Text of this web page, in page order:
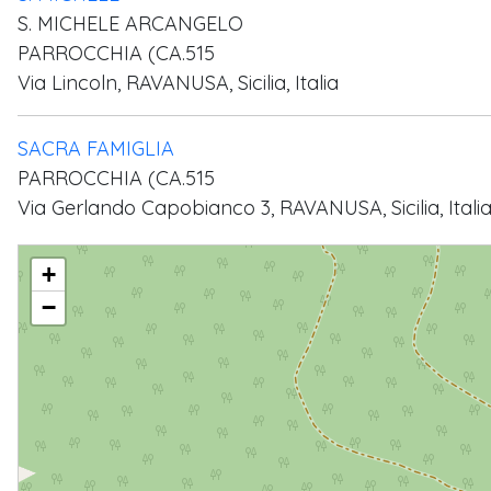
S. MICHELE ARCANGELO
PARROCCHIA (CA.515
Via Lincoln, RAVANUSA, Sicilia, Italia
SACRA FAMIGLIA
PARROCCHIA (CA.515
Via Gerlando Capobianco 3, RAVANUSA, Sicilia, Italia
VICARIATO FORANEO N.08 RAVANUSA
+
−